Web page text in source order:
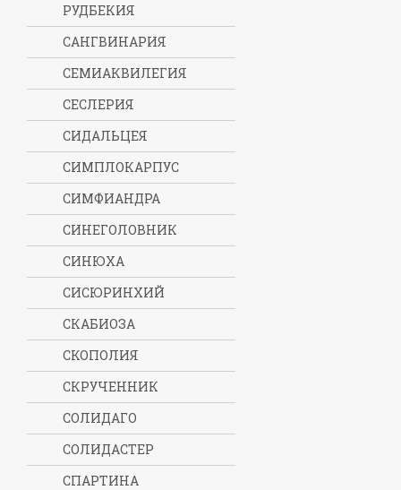
РУДБЕКИЯ
САНГВИНАРИЯ
СЕМИАКВИЛЕГИЯ
СЕСЛЕРИЯ
СИДАЛЬЦЕЯ
СИМПЛОКАРПУС
СИМФИАНДРА
СИНЕГОЛОВНИК
СИНЮХА
СИСЮРИНХИЙ
СКАБИОЗА
СКОПОЛИЯ
СКРУЧЕННИК
СОЛИДАГО
СОЛИДАСТЕР
СПАРТИНА